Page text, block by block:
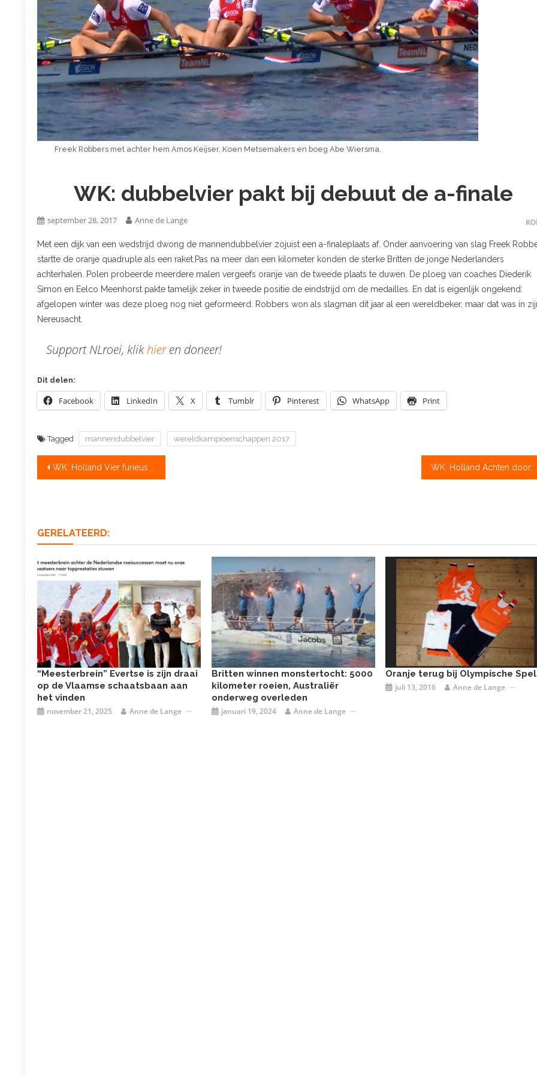
Freek Robbers met achter hem Amos Keijser, Koen Metsemakers en boeg Abe Wiersma.
WK: dubbelvier pakt bij debuut de a-finale
september 28, 2017 Anne de Lange
Met een dijk van een wedstrijd dwong de mannendubbelvier zojuist een a-finaleplaats af. Onder aanvoering van slag Freek
startte de oranje quadruple als een raket.Pas na meer dan een kilometer konden de sterke Britten de jonge Nederlanders
achterhalen. Polen probeerde meerdere malen vergeefs oranje van de tweede plaats te duwen. De ploeg van coaches Diederik
Simon en Eelco Meenhorst pakte tamelijk zeker in tweede positie de eindstrijd om de medailles. En dat is eigenlijk ongekend:
afgelopen winter was deze ploeg nog niet geformeerd. Robbers won als slagman dit jaar al een wereldbeker, maar dat was in
Nereusacht.
Support NLroei, klikhieren doneer!
Dit delen:
Facebook LinkedIn X Tumblr Pinterest WhatsApp Print
Tagged mannendubbelvier wereldkampioenschappen 2017
Bericht
WK: Holland Vier furieus van start
GERELATEERD:
“Meesterbrein” Evertse is zijn draai
op de Vlaamse schaatsbaan aan
het vinden
november 21, 2025 Anne de Lange
Britten winnen monstertocht: 5000
kilometer roeien, Australiër
onderweg overleden
januari 19, 2024 Anne de Lange
Oranje terug bij Olympische
juli 13, 2016 Anne de Lange